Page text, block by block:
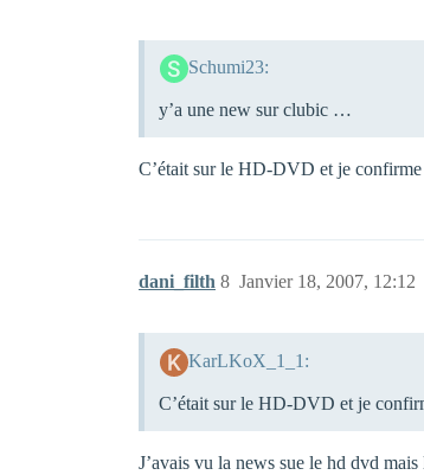
Schumi23:
y’a une new sur clubic …
C’était sur le HD-DVD et je confirme
dani_filth Janvier 18, 2007, 12:12
8
KarLKoX_1_1:
C’était sur le HD-DVD et je
J’avais vu la news sue le hd dvd mais